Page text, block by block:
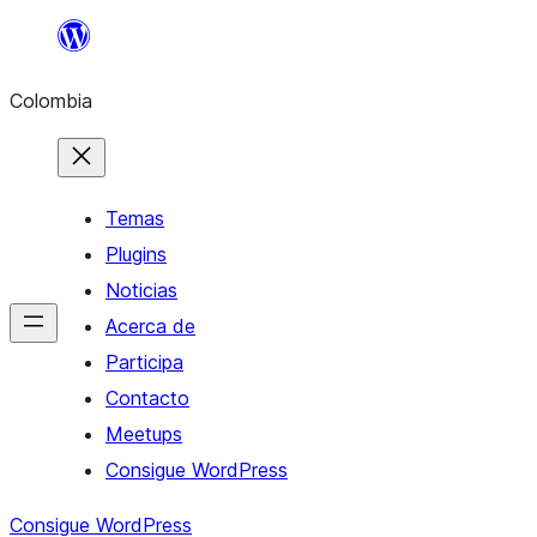
Saltar
contenido
Colombia
Temas
Plugins
Noticias
Acerca de
Participa
Contacto
Meetups
Consigue WordPress
Consigue WordPress